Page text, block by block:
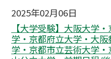
2025年02月06日
【大学受験】大阪大学
学・京都府立大学・大
学・京都市立芸術大学